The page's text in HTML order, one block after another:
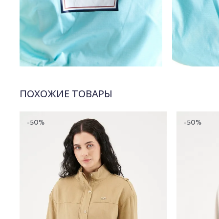
ПОХОЖИЕ ТОВАРЫ
-50% -50%